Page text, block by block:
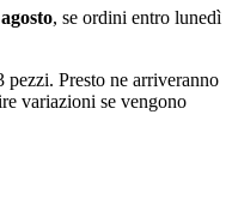
, se ordini entro lunedì
Presto ne arriveranno
variazioni se vengono